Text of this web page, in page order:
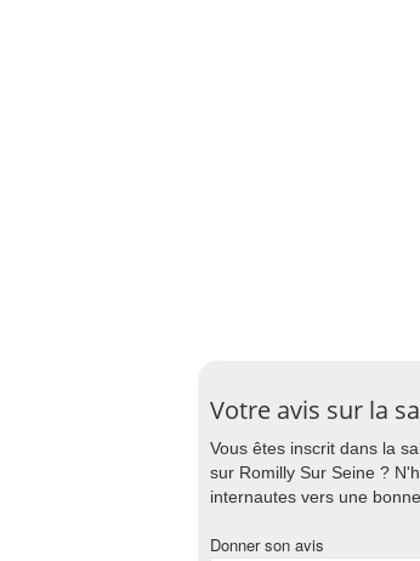
Votre avis sur la
Vous êtes inscrit dans la
sur Romilly Sur Seine ?
internautes vers une
Donner son avis